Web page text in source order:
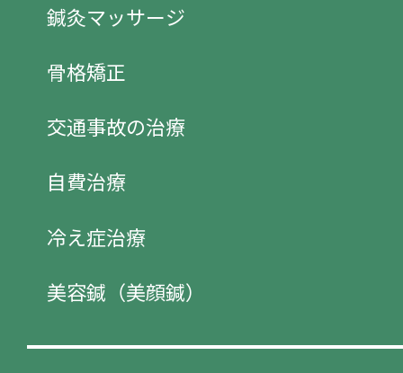
鍼灸マッサージ
骨格矯正
交通事故の治療
自費治療
冷え症治療
美容鍼（美顔鍼）